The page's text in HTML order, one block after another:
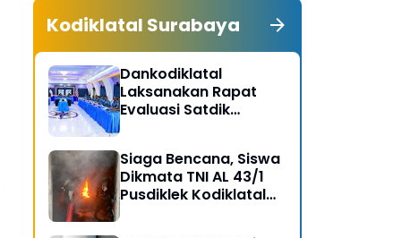
Kodiklatal Surabaya
Dankodiklatal
Laksanakan Rapat
Evaluasi Satdik
Siaga Bencana, Siswa
Dikmata TNI AL 43/1
Pusdiklek Kodiklatal